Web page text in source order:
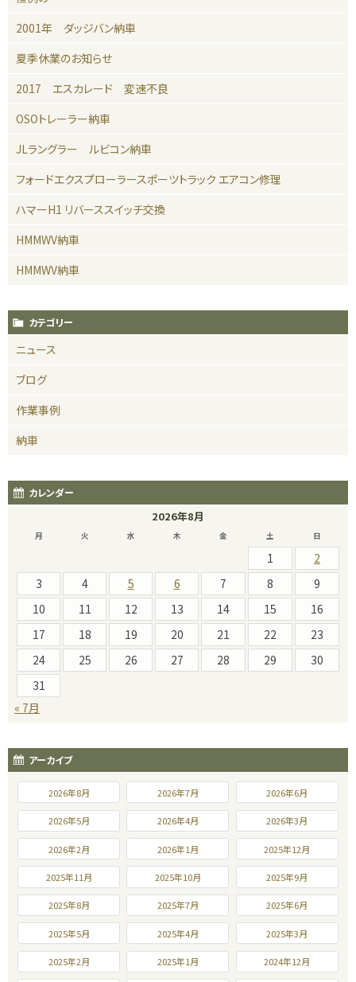
2001年 ダッジバン納車
夏季休業のお知らせ
2017 エスカレード 変速不良
OSOトレーラー納車
JLラングラー ルビコン納車
フォードエクスプローラースポーツトラック エアコン修理
ハマーH1 リバーススイッチ交換
HMMWV納車
HMMWV納車
カテゴリー
ニュース
ブログ
作業事例
納車
カレンダー
2026年8月
月 火 水 木 金 土 日
1
2
3
4 5 6 7 8
9
10
11 12 13 14 15
16
17
18 19 20 21 22
23
24
25 26 27 28 29
30
31
« 7月
アーカイブ
2026年8月 2026年7月 2026年6月
2026年5月 2026年4月 2026年3月
2026年2月 2026年1月 2025年12月
2025年11月 2025年10月 2025年9月
2025年8月 2025年7月 2025年6月
2025年5月 2025年4月 2025年3月
2025年2月 2025年1月 2024年12月